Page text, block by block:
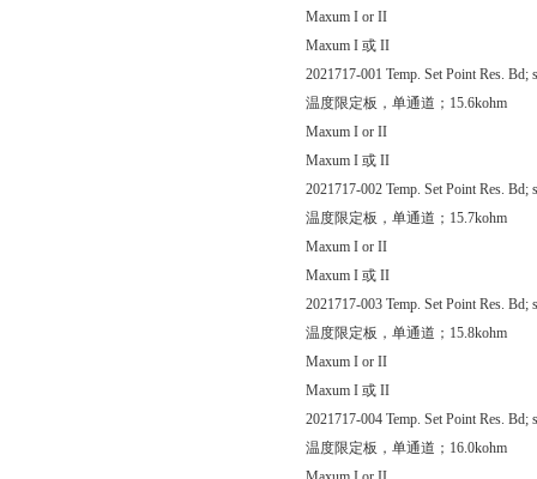
Maxum I or II
Maxum I 或 II
2021717-001 Temp. Set Point Res. Bd;
温度限定板，单通道；15.6kohm
Maxum I or II
Maxum I 或 II
2021717-002 Temp. Set Point Res. Bd;
温度限定板，单通道；15.7kohm
Maxum I or II
Maxum I 或 II
2021717-003 Temp. Set Point Res. Bd;
温度限定板，单通道；15.8kohm
Maxum I or II
Maxum I 或 II
2021717-004 Temp. Set Point Res. Bd;
温度限定板，单通道；16.0kohm